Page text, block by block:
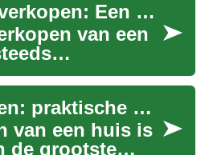
Huis online verkopen: Een complete gids voor huiseigenaren in Nederland
van een
Nederland.
aanpak biedt
een e...
Huis verkopen: praktische gids voor huiseigenaren
van een huis is
de grootste